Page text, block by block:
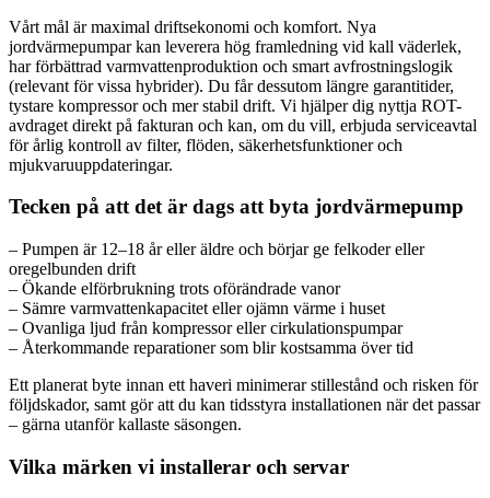
Vårt mål är maximal driftsekonomi och komfort. Nya
jordvärmepumpar kan leverera hög framledning vid kall väderlek,
har förbättrad varmvattenproduktion och smart avfrostningslogik
(relevant för vissa hybrider). Du får dessutom längre garantitider,
tystare kompressor och mer stabil drift. Vi hjälper dig nyttja ROT-
avdraget direkt på fakturan och kan, om du vill, erbjuda serviceavtal
för årlig kontroll av filter, flöden, säkerhetsfunktioner och
mjukvaruuppdateringar.
Tecken på att det är dags att byta jordvärmepump
– Pumpen är 12–18 år eller äldre och börjar ge felkoder eller
oregelbunden drift
– Ökande elförbrukning trots oförändrade vanor
– Sämre varmvattenkapacitet eller ojämn värme i huset
– Ovanliga ljud från kompressor eller cirkulationspumpar
– Återkommande reparationer som blir kostsamma över tid
Ett planerat byte innan ett haveri minimerar stillestånd och risken för
följdskador, samt gör att du kan tidsstyra installationen när det passar
– gärna utanför kallaste säsongen.
Vilka märken vi installerar och servar